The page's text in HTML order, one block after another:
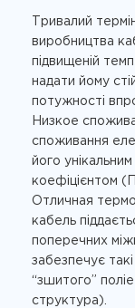
Тривалий
виробництва
підвищеній
надати йому
потужності
Низкое
споживання
його
коефіцієнтом
Отличная
кабель
поперечних
забезпечує
“зшитого”
структура).